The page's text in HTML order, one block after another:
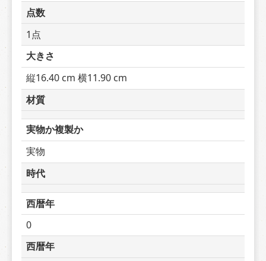
点数
1点
大きさ
縦16.40 cm 横11.90 cm
材質
実物か複製か
実物
時代
西暦年
0
西暦年